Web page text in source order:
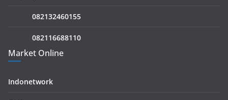
082132460155
082116688110
Market Online
Indonetwork